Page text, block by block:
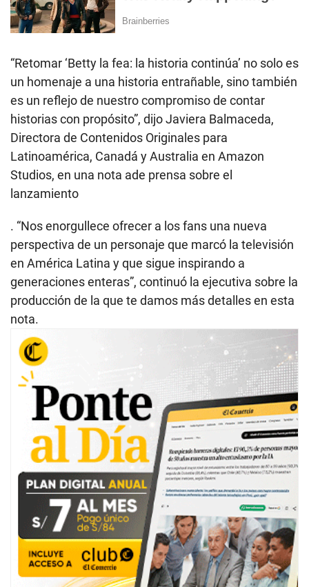
“Retomar ‘Betty la fea: la historia continúa’ no solo es
un homenaje a una historia entrañable, sino también
es un reflejo de nuestro compromiso de contar
historias con propósito”, dijo Javiera Balmaceda,
Directora de Contenidos Originales para
Latinoamérica, Canadá y Australia en Amazon
Studios, en una nota ade prensa sobre el
lanzamiento
. “Nos enorgullece ofrecer a los fans una nueva
perspectiva de un personaje que marcó la televisión
en América Latina y que sigue inspirando a
generaciones enteras”, continuó la ejecutiva sobre la
producción de la que te damos más detalles en esta
nota.